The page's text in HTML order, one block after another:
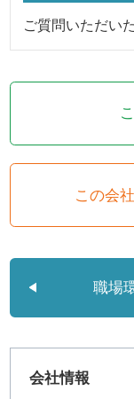
ご質問いただい
この会
職場
会社情報